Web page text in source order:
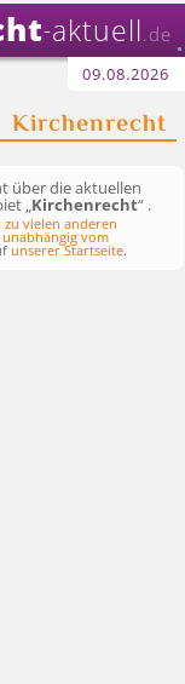
-aktuell .de
09.08.2026
Kirchenrecht
über die aktuellen
„Kirchenrecht“ .
vielen anderen
unabhängig vom
unserer Startseite.